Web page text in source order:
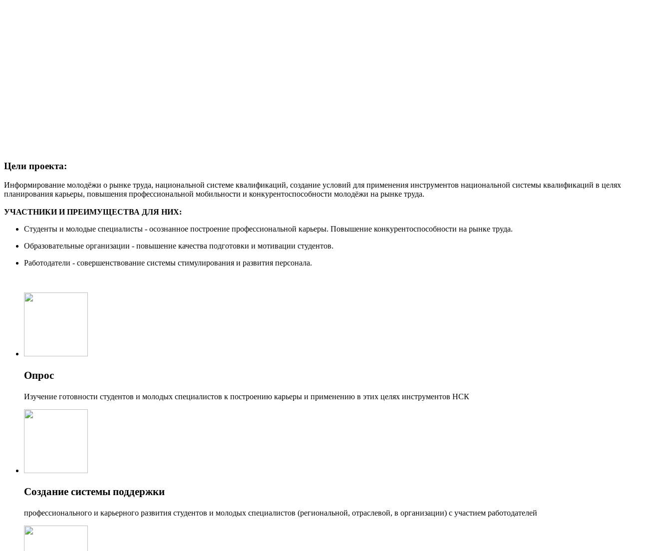
Цели проекта:
Информирование молодёжи о рынке труда, национальной системе квалификаций, создание условий для применения инструментов национальной системы квалификаций в целях
планирования карьеры, повышения профессиональной мобильности и конкурентоспособности молодёжи на рынке труда.
УЧАСТНИКИ И ПРЕИМУЩЕСТВА ДЛЯ НИХ:
Студенты и молодые специалисты - осознанное построение профессиональной карьеры. Повышение конкурентоспособности на рынке труда.
Образовательные организации - повышение качества подготовки и мотивации студентов.
Работодатели - совершенствование системы стимулирования и развития персонала.
Опрос
Изучение готовности студентов и молодых специалистов к построению карьеры и применению в этих целях инструментов НСК
Создание системы поддержки
профессионального и карьерного развития студентов и молодых специалистов (региональной, отраслевой, в организации) с участием работодателей